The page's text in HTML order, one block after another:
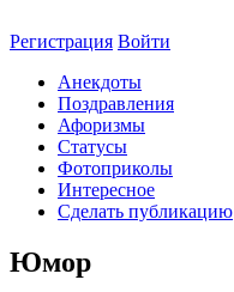
Регистрация Войти
Анекдоты
Поздравления
Афоризмы
Статусы
Фотоприколы
Интересное
Сделать публикацию
Юмор